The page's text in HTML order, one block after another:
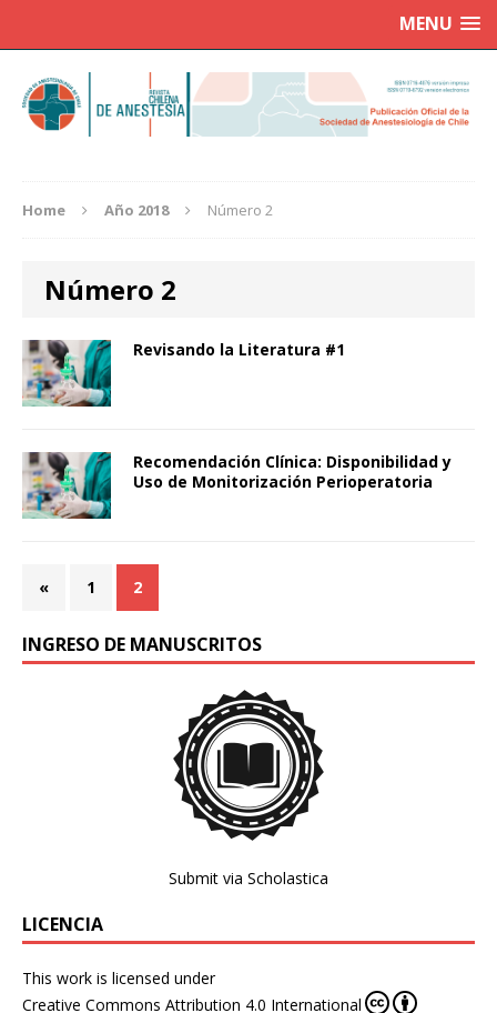
MENU
Home Año 2018 Número 2
Número 2
Revisando la Literatura #1
Recomendación Clínica: Disponibilidad y
Uso de Monitorización Perioperatoria
« 1 2
INGRESO DE MANUSCRITOS
Submit via Scholastica
LICENCIA
This work is licensed under
Creative Commons Attribution 4.0 International